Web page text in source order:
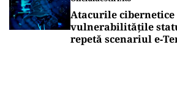
Atacurile cibernetice
vulnerabilitățile
repetă scenariul